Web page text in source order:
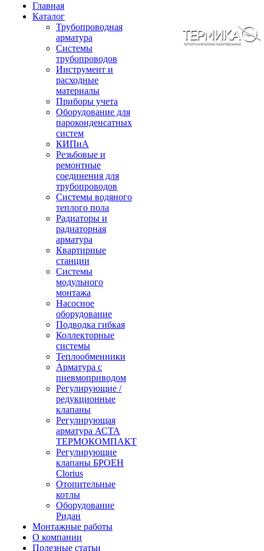
Главная
Каталог
Трубопроводная
арматура
Системы
трубопроводов
Инструмент и
расходные
материалы
Приборы учета
Оборудование для
пароконденсатных
систем
КИПиА
Резьбовые и
ремонтные
соединения для
трубопроводов
Системы водяного
теплого пола
Радиаторы и
радиаторная
арматура
Квартирные
станции
Системы
модульного
монтажа
Насосное
оборудование
Подводка гибкая
Коллекторные
системы
Теплообменники
Арматура с
пневмоприводом
Регулирующие /
редукционные
клапаны
Регулирующая
арматура АСТА
ТЕРМОКОМПАКТ
Регулирующие
клапаны БРОЕН
Clorius
Отопительные
котлы
Оборудование
Ридан
Монтажные работы
О компании
Полезные статьи